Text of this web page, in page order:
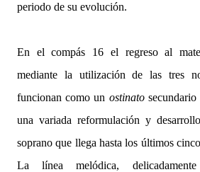
periodo de su evolución.
En el compás 16 el regreso al
mediante la utilización de las tres
funcionan como un ostinatosecundario
una variada reformulación y
soprano que llega hasta los últimos
La línea melódica,